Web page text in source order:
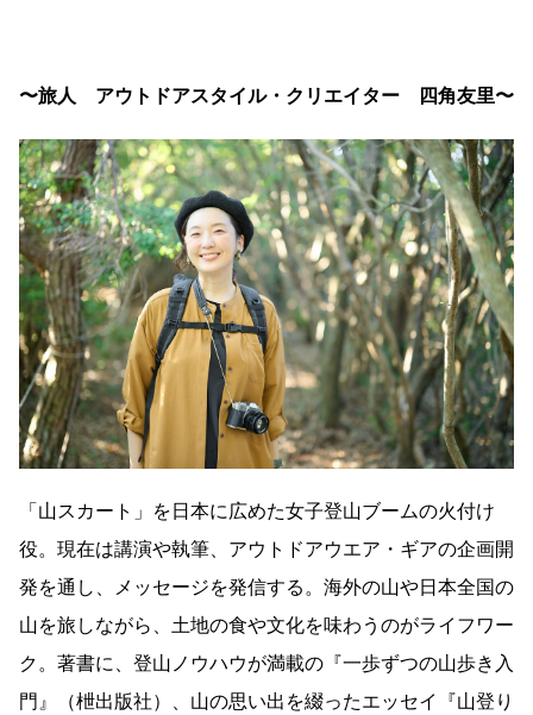
〜旅人 アウトドアスタイル・クリエイター 四角友里〜
「山スカート」を日本に広めた女子登山ブームの火付け
役。現在は講演や執筆、アウトドアウエア・ギアの企画開
発を通し、メッセージを発信する。海外の山や日本全国の
山を旅しながら、土地の食や文化を味わうのがライフワー
ク。著書に、登山ノウハウが満載の『一歩ずつの山歩き入
門』（枻出版社）、山の思い出を綴ったエッセイ『山登り